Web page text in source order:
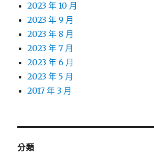
2023 年 10 月
2023 年 9 月
2023 年 8 月
2023 年 7 月
2023 年 6 月
2023 年 5 月
2017 年 3 月
分類